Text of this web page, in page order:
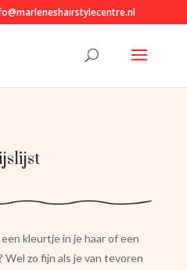
kleurtje in je haar of een
zo fijn als je van tevoren